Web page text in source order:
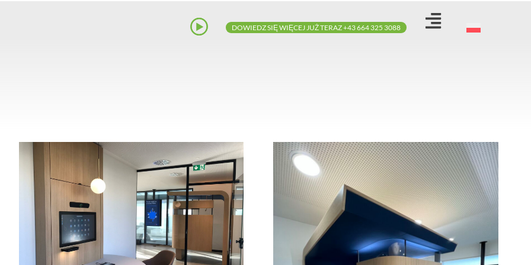
DOWIEDZ SIĘ WIĘCEJ JUŻ TERAZ +43 664 325 3088